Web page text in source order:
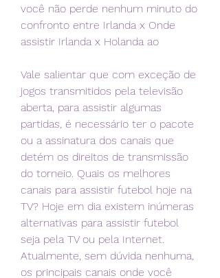
você não perde nenhum minuto do
confronto entre Irlanda x Onde
assistir Irlanda x Holanda ao
Vale salientar que com exceção de
jogos transmitidos pela televisão
aberta, para assistir algumas
partidas, é necessário ter o pacote
ou a assinatura dos canais que
detém os direitos de transmissão
do torneio. Quais os melhores
canais para assistir futebol hoje na
TV? Hoje em dia existem inúmeras
alternativas para assistir futebol
seja pela TV ou pela Internet.
Atualmente, sem dúvida nenhuma,
os principais canais onde você